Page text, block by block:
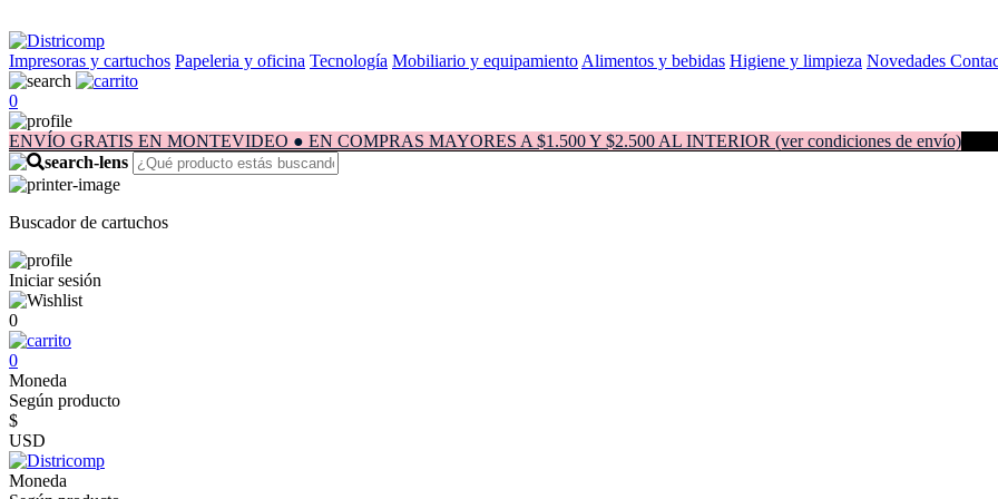
Impresoras y cartuchos Papeleria y oficina Tecnología Mobiliario y equipamiento Alimentos y bebidas Higiene y limpieza Novedades
0
ENVÍO GRATIS EN MONTEVIDEO ● EN COMPRAS MAYORES A $1.500 Y $2.500 AL INTERIOR (ver condiciones de envío)
Buscador de cartuchos
Iniciar sesión
0
0
Moneda
Según producto
$
USD
Moneda